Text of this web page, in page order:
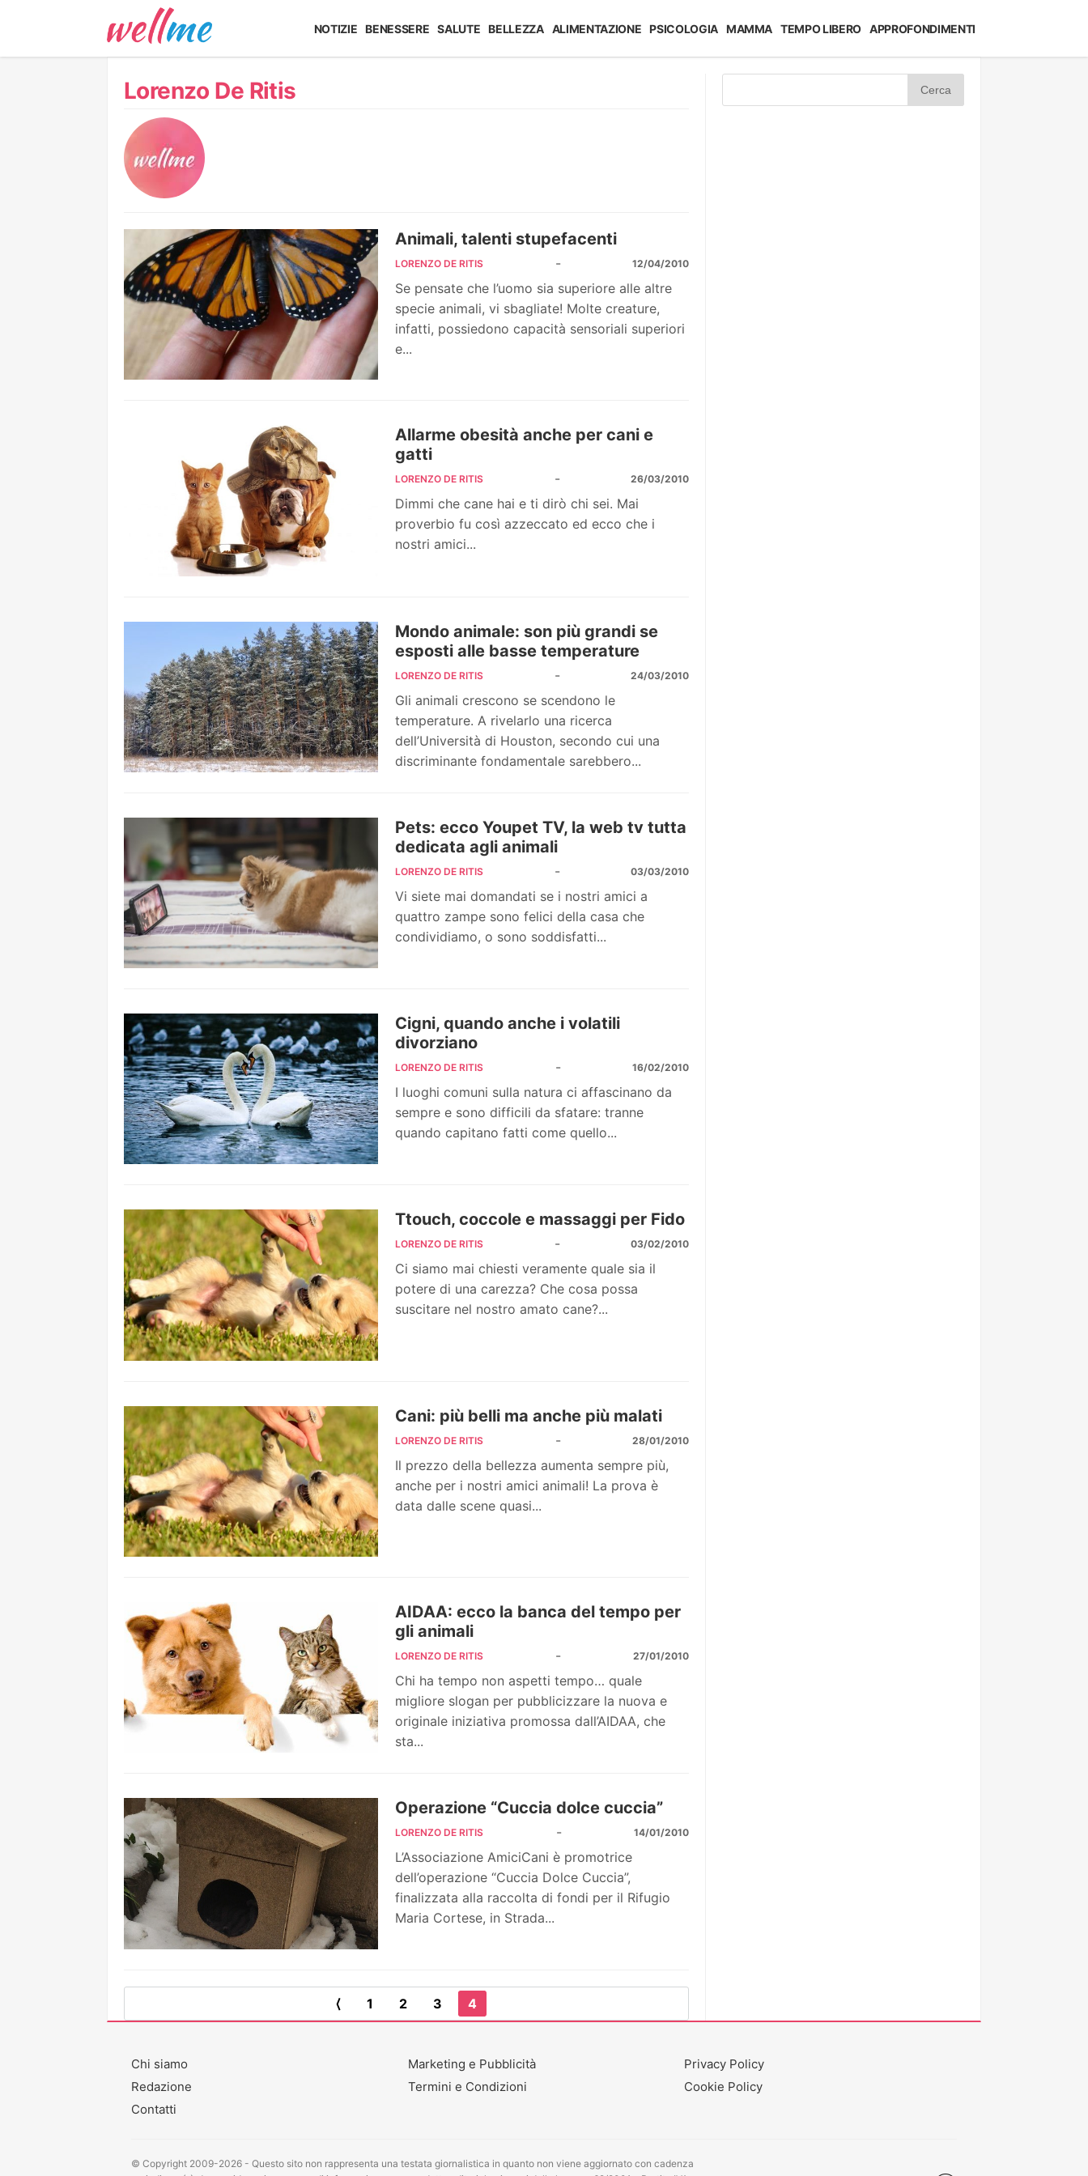
NOTIZIE BENESSERE SALUTE BELLEZZA ALIMENTAZIONE PSICOLOGIA MAMMA TEMPO LIBERO APPROFONDIMENTI
Lorenzo De Ritis
Animali, talenti stupefacenti
LORENZO DE RITIS - 12/04/2010
Se pensate che l’uomo sia superiore alle altre
specie animali, vi sbagliate! Molte creature,
infatti, possiedono capacità sensoriali superiori
e...
Allarme obesità anche per cani e
gatti
LORENZO DE RITIS - 26/03/2010
Dimmi che cane hai e ti dirò chi sei. Mai
proverbio fu così azzeccato ed ecco che i
nostri amici...
Mondo animale: son più grandi se
esposti alle basse temperature
LORENZO DE RITIS - 24/03/2010
Gli animali crescono se scendono le
temperature. A rivelarlo una ricerca
dell’Università di Houston, secondo cui una
discriminante fondamentale sarebbero...
Pets: ecco Youpet TV, la web tv tutta
dedicata agli animali
LORENZO DE RITIS - 03/03/2010
Vi siete mai domandati se i nostri amici a
quattro zampe sono felici della casa che
condividiamo, o sono soddisfatti...
Cigni, quando anche i volatili
divorziano
LORENZO DE RITIS - 16/02/2010
I luoghi comuni sulla natura ci affascinano da
sempre e sono difficili da sfatare: tranne
quando capitano fatti come quello...
Ttouch, coccole e massaggi per Fido
LORENZO DE RITIS - 03/02/2010
Ci siamo mai chiesti veramente quale sia il
potere di una carezza? Che cosa possa
suscitare nel nostro amato cane?...
Cani: più belli ma anche più malati
LORENZO DE RITIS - 28/01/2010
Il prezzo della bellezza aumenta sempre più,
anche per i nostri amici animali! La prova è
data dalle scene quasi...
AIDAA: ecco la banca del tempo per
gli animali
LORENZO DE RITIS - 27/01/2010
Chi ha tempo non aspetti tempo… quale
migliore slogan per pubblicizzare la nuova e
originale iniziativa promossa dall’AIDAA, che
sta...
Operazione “Cuccia dolce cuccia”
LORENZO DE RITIS - 14/01/2010
L’Associazione AmiciCani è promotrice
dell’operazione “Cuccia Dolce Cuccia”,
finalizzata alla raccolta di fondi per il Rifugio
Maria Cortese, in Strada...
⟨ 1 2 3 4
Chi siamo
Redazione
Contatti
Marketing e Pubblicità
Termini e Condizioni
Privacy Policy
Cookie Policy
© Copyright 2009-2026 - Questo sito non rappresenta una testata giornalistica in quanto non viene aggiornato con cadenza